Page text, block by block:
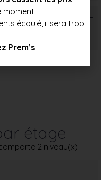
T6+
étage
2 niveau(x)
moment.
écoulé, il sera trop
Prem’s